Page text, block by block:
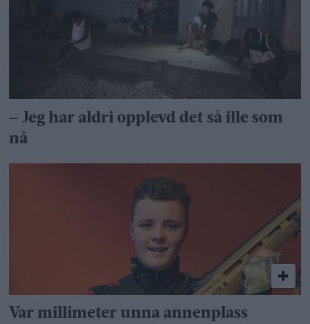
– Jeg har aldri opplevd det så ille som
nå
Var millimeter unna annenplass